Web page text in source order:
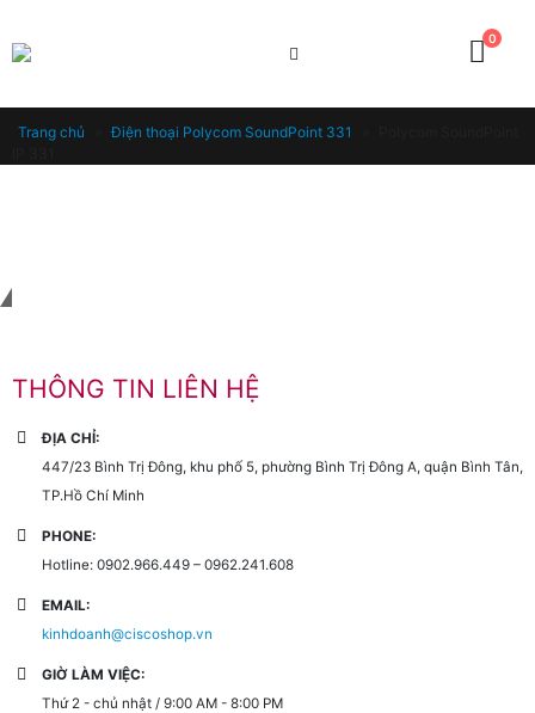
0
Trang chủ Điện thoại Polycom SoundPoint 331
THÔNG TIN LIÊN HỆ
ĐỊA CHỈ:
447/23 Bình Trị Đông, khu phố 5, phường Bình Trị Đông A, quận Bình Tân,
TP.Hồ Chí Minh
PHONE:
Hotline: 0902.966.449 – 0962.241.608
EMAIL:
kinhdoanh@ciscoshop.vn
GIỜ LÀM VIỆC:
Thứ 2 - chủ nhật / 9:00 AM - 8:00 PM